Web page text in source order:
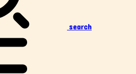
search